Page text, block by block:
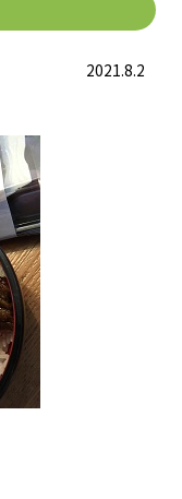
2021.8.2